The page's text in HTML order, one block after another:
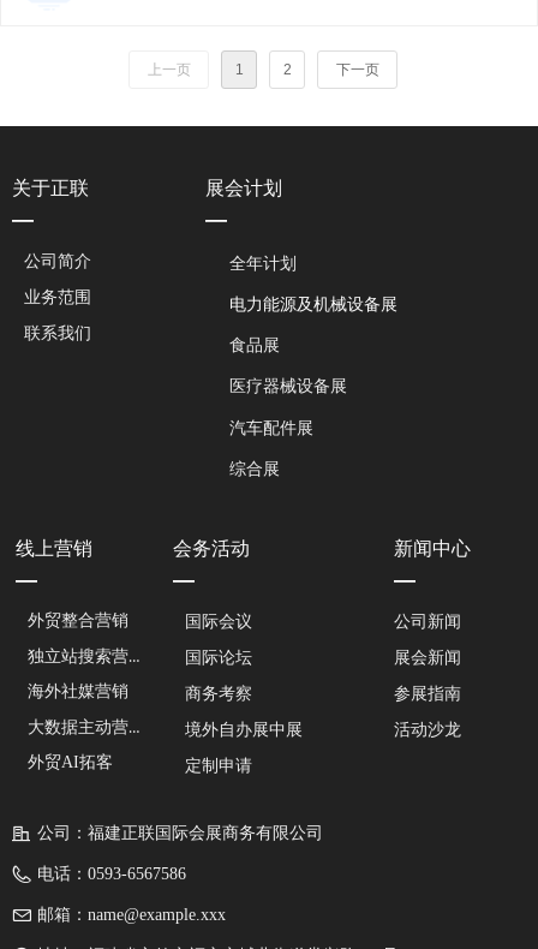
上一页 1 2 下一页
公司： 福建正联国际会展商务有限公司
电话： 0593-6567586
邮箱： name@example.xxx
公司简介
业务范围
联系我们
关于正联
—
展会计划
—
全年计划
电力能源及机械设备展
食品展
医疗器械设备展
汽车配件展
综合展
新闻中心
—
公司新闻
展会新闻
参展指南
活动沙龙
线上营销
—
外贸整合营销
独立站搜索营销
海外社媒营销
大数据主动营销
外贸AI拓客
会务活动
—
国际会议
国际论坛
商务考察
境外自办展中展
定制申请